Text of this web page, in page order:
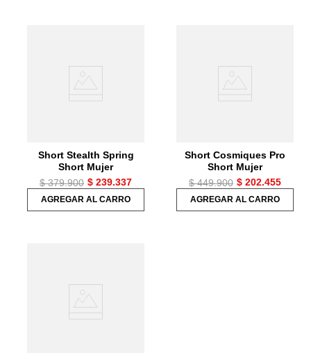
Short Stealth Spring
Short Mujer
$ 379.900 $ 239.337
AGREGAR AL CARRO
Short Cosmiques Pro
Short Mujer
$ 449.900 $ 202.455
AGREGAR AL CARRO